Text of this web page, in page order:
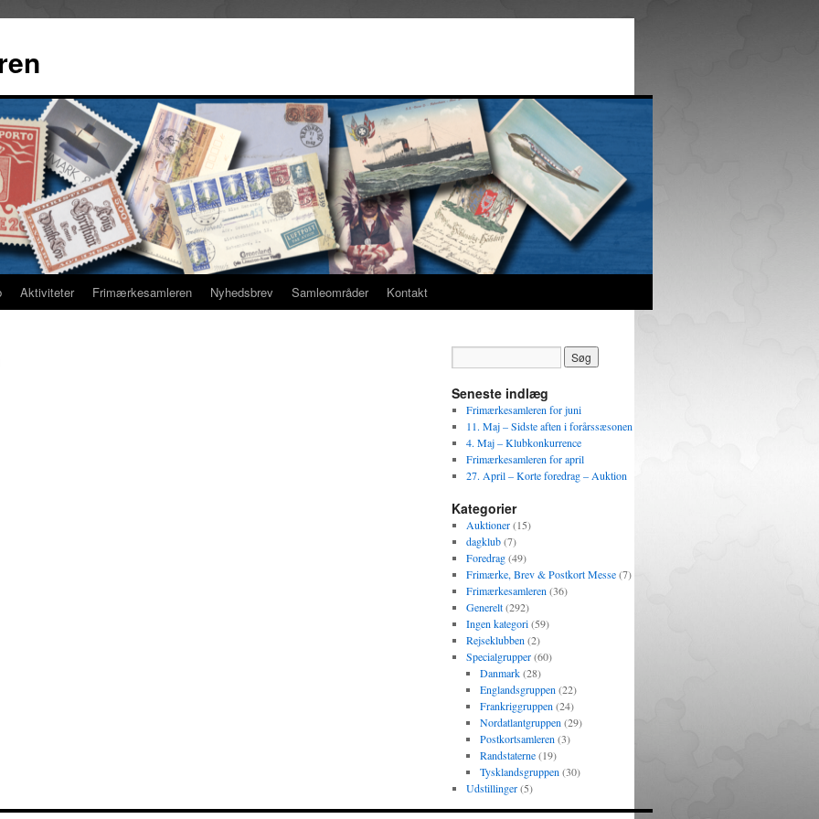
Aktiviteter Frimærkesamleren Nyhedsbrev Samleområder Kontakt
Seneste indlæg
Frimærkesamleren for juni
11. Maj – Sidste aften i forårssæsonen
4. Maj – Klubkonkurrence
Frimærkesamleren for april
27. April – Korte foredrag – Auktion
Kategorier
Auktioner(15)
dagklub(7)
Foredrag(49)
Frimærke, Brev & Postkort Messe(7)
Frimærkesamleren (36)
Generelt(292)
Ingen kategori(59)
Rejseklubben (2)
Specialgrupper(60)
Danmark(28)
Englandsgruppen (22)
Frankriggruppen (24)
Nordatlantgruppen (29)
Postkortsamleren (3)
Randstaterne(19)
Tysklandsgruppen (30)
Udstillinger(5)